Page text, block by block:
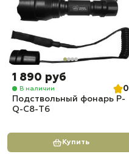
1 890 руб
В наличии
0
Подствольный фонарь P-
Q-С8-T6
Купить